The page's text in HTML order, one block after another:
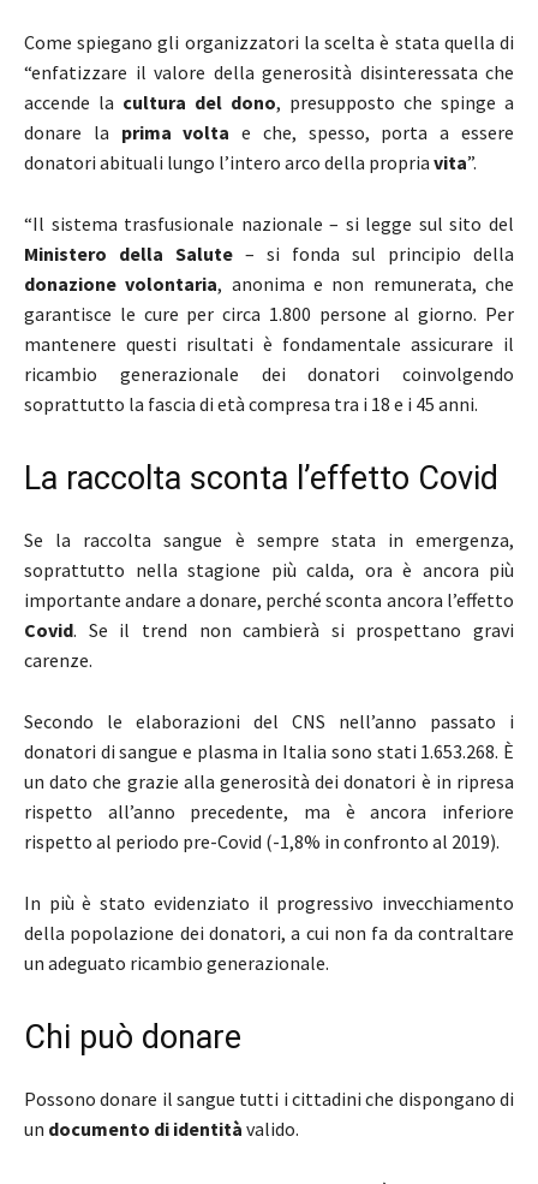
Come spiegano gli organizzatori la scelta è stata quella di
“enfatizzare il valore della generosità disinteressata che
accende la cultura del dono, presupposto che spinge a
donare la prima volta e che, spesso, porta a essere
donatori abituali lungo l’intero arco della propria vita”.
“Il sistema trasfusionale nazionale – si legge sul sito del
Ministero della Salute – si fonda sul principio della
donazione volontaria, anonima e non remunerata, che
garantisce le cure per circa 1.800 persone al giorno. Per
mantenere questi risultati è fondamentale assicurare il
ricambio generazionale dei donatori coinvolgendo
soprattutto la fascia di età compresa tra i 18 e i 45 anni.
La raccolta sconta l’effetto Covid
Se la raccolta sangue è sempre stata in emergenza,
soprattutto nella stagione più calda, ora è ancora più
importante andare a donare, perché sconta ancora l’effetto
Covid. Se il trend non cambierà si prospettano gravi
carenze.
Secondo le elaborazioni del CNS nell’anno passato i
donatori di sangue e plasma in Italia sono stati 1.653.268. È
un dato che grazie alla generosità dei donatori è in ripresa
rispetto all’anno precedente, ma è ancora inferiore
rispetto al periodo pre-Covid (-1,8% in confronto al 2019).
In più è stato evidenziato il progressivo invecchiamento
della popolazione dei donatori, a cui non fa da contraltare
un adeguato ricambio generazionale.
Chi può donare
Possono donare il sangue tutti i cittadini che dispongano di
un documento di identità valido.